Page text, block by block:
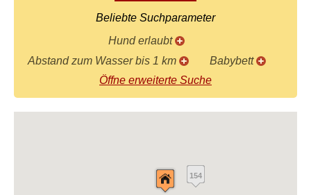
Beliebte Suchparameter
Hund erlaubt
Abstand zum Wasser bis 1 km
Babybett
Öffne erweiterte Suche
154